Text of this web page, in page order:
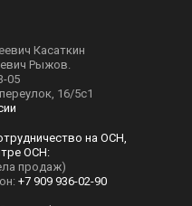
Касаткин
Рыжов.
05
16/5с1
на ОСН,
ОСН:
продаж)
+7 909 936-02-90